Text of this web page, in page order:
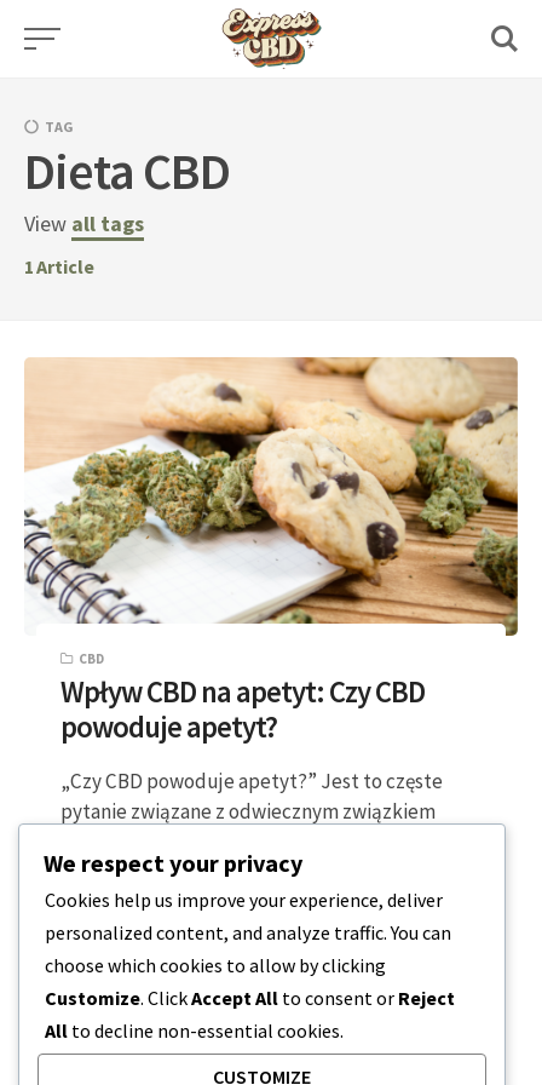
Skip
TAG
Dieta CBD
View all tags
1Article
CBD
Wpływ CBD na apetyt: Czy CBD
powoduje apetyt?
„Czy CBD powoduje apetyt?” Jest to częste
pytanie związane z odwiecznym związkiem
zwiększonym apetytem, na…
3 MINUTY CZYTANIA 2024-02-19
We respect your privacy
Cookies help us improve your experience, deliver
personalized content, and analyze traffic. You can
choose which cookies to allow by clicking
Customize. ClickAccept All to consent or Reject
All to decline non-essential cookies.
CUSTOMIZE